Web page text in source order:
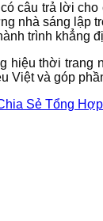
câu trả lời cho
nhà sáng lập
trình khẳng
hiệu thời
Việt và góp
Sẻ Tổng Hợp